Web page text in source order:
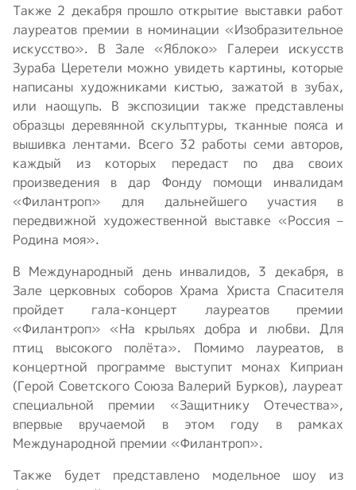
Также 2 декабря прошло открытие выставки работ
лауреатов премии в номинации «Изобразительное
искусство». В Зале «Яблоко» Галереи искусств
Зураба Церетели можно увидеть картины, которые
написаны художниками кистью, зажатой в зубах,
или наощупь. В экспозиции также представлены
образцы деревянной скульптуры, тканные пояса и
вышивка лентами. Всего 32 работы семи авторов,
каждый из которых передаст по два своих
произведения в дар Фонду помощи инвалидам
«Филантроп» для дальнейшего участия в
передвижной художественной выставке «Россия –
Родина моя».
В Международный день инвалидов, 3 декабря, в
Зале церковных соборов Храма Христа Спасителя
пройдет гала-концерт лауреатов премии
«Филантроп» «На крыльях добра и любви. Для
птиц высокого полёта». Помимо лауреатов, в
концертной программе выступит монах Киприан
(Герой Советского Союза Валерий Бурков), лауреат
специальной премии «Защитнику Отечества»,
впервые вручаемой в этом году в рамках
Международной премии «Филантроп».
Также будет представлено модельное шоу из